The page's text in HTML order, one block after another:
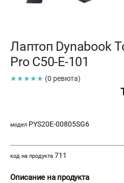
Лаптоп Dynabook
Pro C50-E-101
★★★★★ (0 ревюта)
модел PYS20E-00805SG6
код на продукта 711
Описание на продукта